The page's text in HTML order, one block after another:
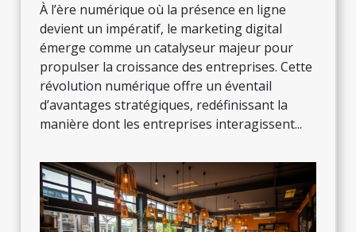
À l’ère numérique où la présence en ligne
devient un impératif, le marketing digital
émerge comme un catalyseur majeur pour
propulser la croissance des entreprises. Cette
révolution numérique offre un éventail
d’avantages stratégiques, redéfinissant la
manière dont les entreprises interagissent...